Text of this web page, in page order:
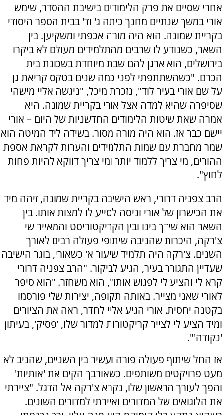
אחרי שסיים את פרק הלימודים בישיבת ההסדר, שימש
אורי במשך שנתיים מחנך כיתה ג' וד' בבית הספר היסודי
בקריית שמונה. הוא היה מורה אכפתי ומשקיען. בין
השאר, כשנודע לו שרבים מהתלמידים מעולם לא ביקרו
בירושלים, הוא ארגן להם שבת מיוחדת בשכונת בית
הכרם. "כשהשתתפתי לפני כמה שנים בטקס קריאת גן
על שם אורי בעיר לוד", נזכרת מיכל, "ניגשה אליי מישהי
שסיפרה שהיא למדה אצל אורי בקריית שמונה. היא
אמרה שאת שיטות הלימודים החדשניות של היום – אורי
יישם כבר אז. הוא היה מורה מסור. בשידה ליד המיטה הוא
שמר מחברת עם שמות התלמידים והערות לקראת אספת
ההורים, מי צריך ללמוד יותר ומי צריך דווקא להיות פחות
לחוץ".
הרב צפניה דרורי, ראש הישיבה בקריית שמונה, זיהה מיד
את הכישרון של אורי וניסה לסייע לו למצות אותו. בין
השאר הוא שידך בינו ובין הקריקטוריסט והמאייר שי
צ'רקה, היכרות שהניבה שיתופי פעולה רבים לאורך
השנים. צ'רקה היה תלמיד שיעור א' כשאורי, בוגר הישיבה
שעדיין התגורר בעיר, הגיע לביקור. "הרב צפניה דרורי
קרא לי והציע לי לפגוש אותו", הוא משחזר. "הוא סיפר
לאורי שאני מצייר. באותה תקופה, יצירות שלי פורסמו
בקטנה יחסית. אורי הגיע אליי לחדר, ראה את הציורים
ומיד הציע לי לצייר קריקטורות למדור שלו, 'פסיק', בעיתון
'נקודה'".
אז החל שיתוף פעולה פורה ועשיר בין השניים, שהניב לא
מעט פרויקטים משותפים. כשאורבך הקים את 'אותיות'
והפך לעורך הראשון שלו, נקרא צ'רקה אל הדגל. "ציירתי
את הלוגואים של המדורים ואיירתי למדורים השונים.